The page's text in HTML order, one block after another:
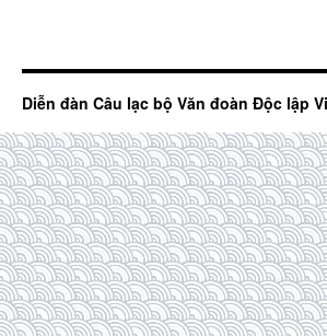
Diễn đàn Câu lạc bộ Văn đoàn Độc lập